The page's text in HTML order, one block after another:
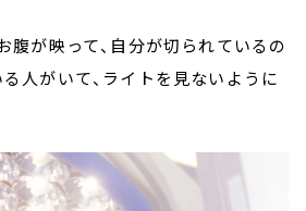
腹が映って、自分が切られているの
人がいて、ライトを見ないように